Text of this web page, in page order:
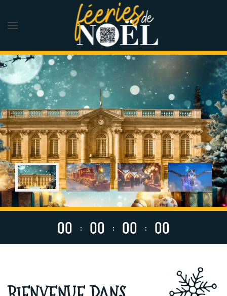
Skip to main content
00 : 00 : 00 : 00